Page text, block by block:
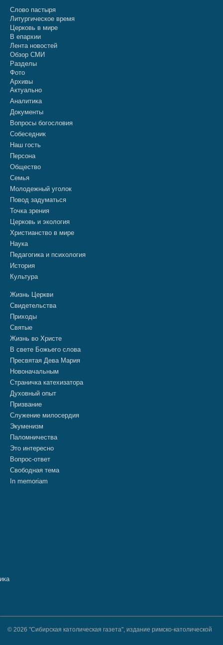
Слово пастыря
Литургическое время
Церковь в мире
В епархии
Лента новостей
Обзор СМИ
Разделы
Фото
Архивы
Актуально
Аналитика
Документы
Вопросы богословия
Собеседник
Наш гость
Персона
Общество
Семья
Молодежный уголок
Повод задуматься
Точка зрения
Церковь и экология
Христианство в мире
Наука
Педагогика и психология
История
Культура
Жизнь Церкви
Свидетельства
Приходы
Святые
Жизнь во Христе
В свете Божьего слова
Пресвятая Дева Мария
Новоначальным
Страничка катехизатора
Духовный опыт
Призвание
Служение милосердия
Экуменизм
Паломничества
Это интересно
Вопрос-ответ
Свободная тема
In memoriam
© 2026 "Сибирская католическая газета", издание римско-католической